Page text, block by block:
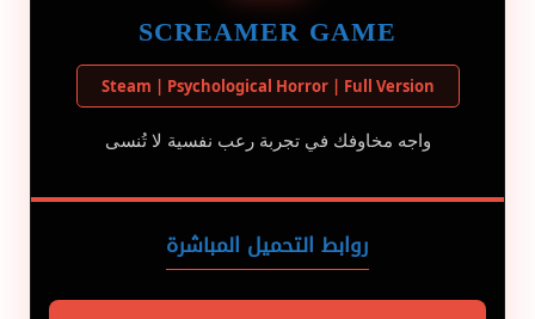
SCREAMER GAME
Steam | Psychological Horror | Full Version
واجه مخاوفك في تجربة رعب نفسية لا تُنسى
روابط التحميل المباشرة